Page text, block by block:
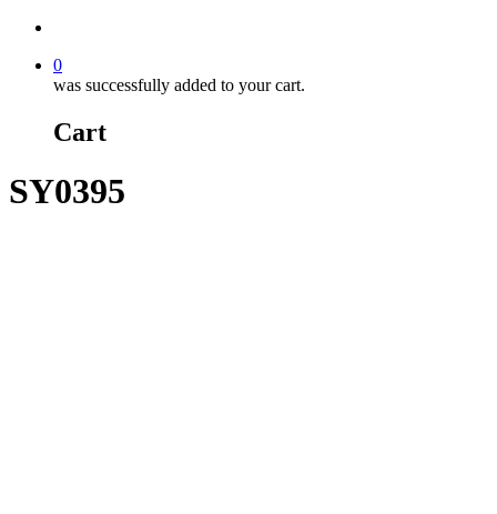
0
was successfully added to your cart.
Cart
SY0395